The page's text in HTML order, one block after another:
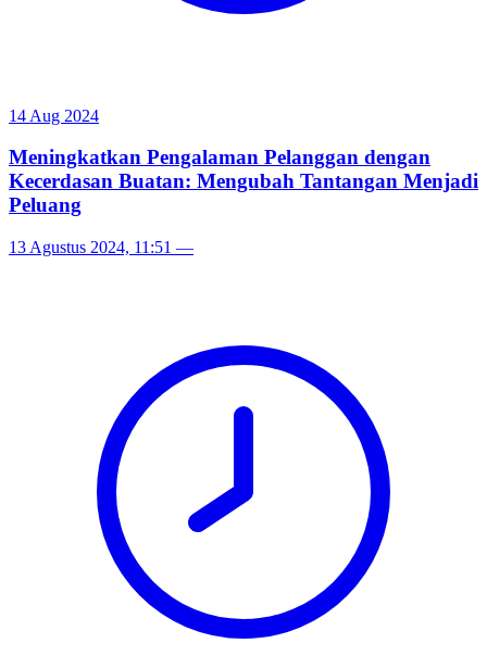
14 Aug 2024
Meningkatkan Pengalaman Pelanggan dengan
Kecerdasan Buatan: Mengubah Tantangan Menjadi
Peluang
13 Agustus 2024, 11:51 —